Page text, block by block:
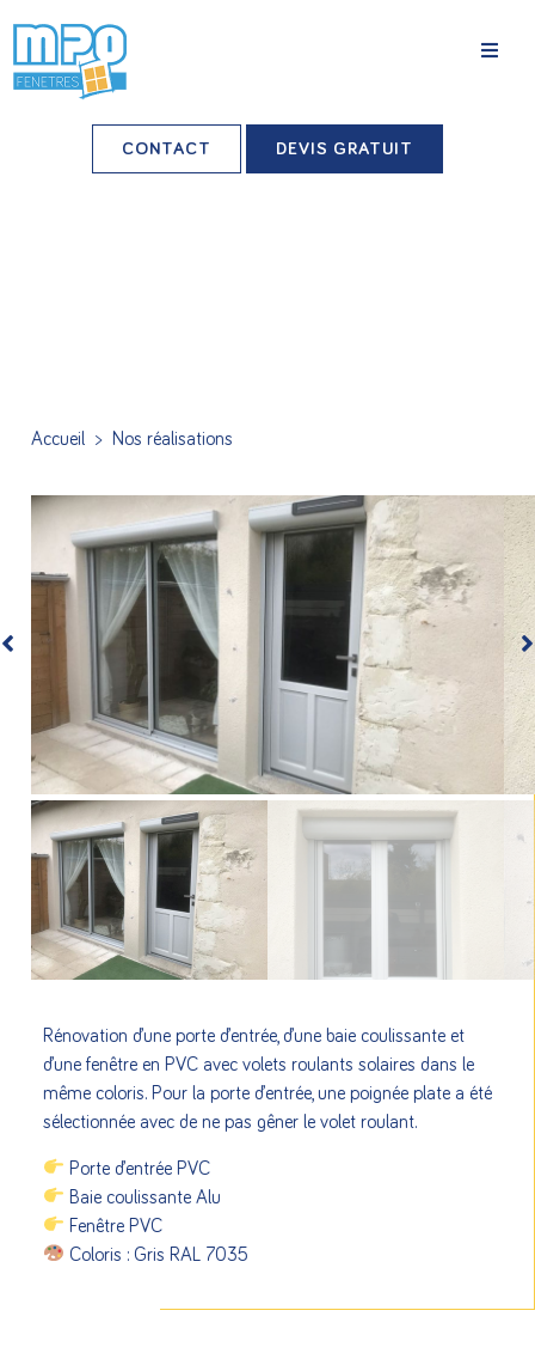
Nos agences
Nos produits
CONTACT DEVIS GRATUIT
Accueil > Nos réalisations
Rénovation d’une porte d’entrée, d’une baie coulissante et
d’une fenêtre en PVC avec volets roulants solaires dans le
même coloris. Pour la porte d’entrée, une poignée plate a été
sélectionnée avec de ne pas gêner le volet roulant.
Porte d’entrée PVC
Baie coulissante Alu
Fenêtre PVC
Coloris : Gris RAL 7035